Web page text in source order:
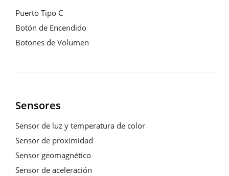
Puerto Tipo C
Botón de Encendido
Botones de Volumen
Sensores
Sensor de luz y temperatura de color
Sensor de proximidad
Sensor geomagnético
Sensor de aceleración